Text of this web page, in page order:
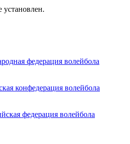
установлен.
федерация волейбола
конфедерация волейбола
федерация волейбола